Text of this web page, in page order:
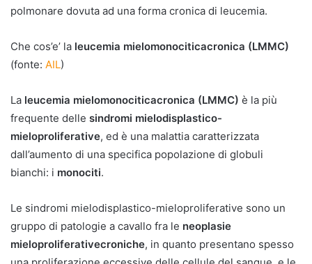
polmonare dovuta ad una forma cronica di leucemia.
Che cos’e’ la leucemia mielomonociticacronica (LMMC)
(fonte: AIL)
La leucemia mielomonociticacronica (LMMC) è la più
frequente delle sindromi mielodisplastico-
mieloproliferative, ed è una malattia caratterizzata
dall’aumento di una specifica popolazione di globuli
bianchi: i monociti.
Le sindromi mielodisplastico-mieloproliferative sono un
gruppo di patologie a cavallo fra le neoplasie
mieloproliferativecroniche, in quanto presentano spesso